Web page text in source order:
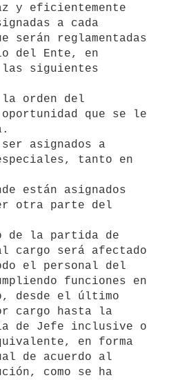
y eficientemente
a cada
serán reglamentadas
del Ente, en
las siguientes
que se le
tanto en
otra parte del
cargo será afectado
funciones en
cargo hasta la
en forma
como se ha